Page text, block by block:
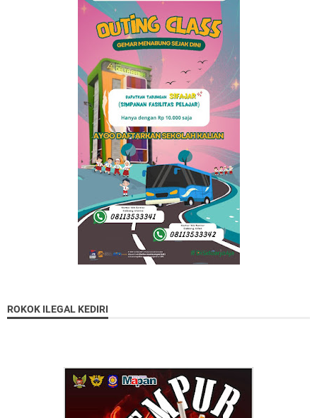
ROKOK ILEGAL KEDIRI